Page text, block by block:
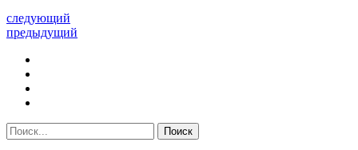
следующий
предыдущий